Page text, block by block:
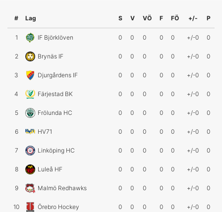
# Lag S V VÖ F FÖ +/- P
1 IF Björklöven 0 0 0 0 0 +/-0 0
2 Brynäs IF 0 0 0 0 0 +/-0 0
3 Djurgårdens IF 0 0 0 0 0 +/-0 0
4 Färjestad BK 0 0 0 0 0 +/-0 0
5 Frölunda HC 0 0 0 0 0 +/-0 0
6 HV71 0 0 0 0 0 +/-0 0
7 Linköping HC 0 0 0 0 0 +/-0 0
8 Luleå HF 0 0 0 0 0 +/-0 0
9 Malmö Redhawks 0 0 0 0 0 +/-0 0
10 Örebro Hockey 0 0 0 0 0 +/-0 0